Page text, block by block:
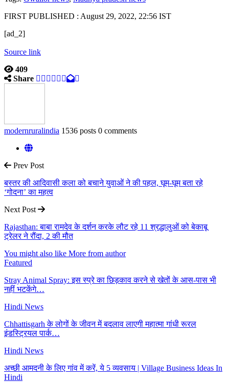
FIRST PUBLISHED : August 29, 2022, 22:56 IST
[ad_2]
Source link
409
Share
modernruralindia 1536 posts 0 comments
Prev Post
बस्तर की आदिवासी कला को बचाने युवाओं ने की पहल, घूम-घूम बता रहे
‘गोदना’ का महत्व
Next Post
Rajasthan: बाबा रामदेव के दर्शन करके लौट रहे 11 श्रद्धालुओं को बेकाबू
ट्रेलर ने रौंदा, 2 की मौत
You might also like More from author
Featured
Stray Animal Spray: इस स्प्रे का छिड़काव करने से खेतों के आस-पास भी
नहीं भटकेंगे…
Hindi News
Chhattisgarh के लोगों के जीवन में बदलाव लाएगी महात्मा गांधी रूरल
इंडस्ट्रियल पार्क…
Hindi News
अच्छी आमदनी के लिए गांव में करें, ये 5 व्यवसाय | Village Business Ideas In
Hindi